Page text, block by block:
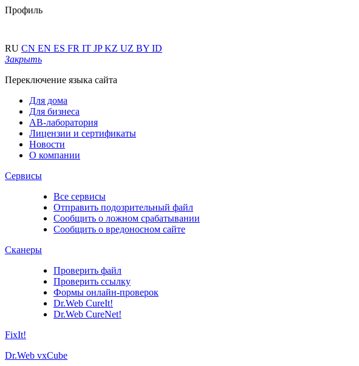
Профиль
RU CN EN ES FR IT JPKZ UZ BY ID
Закрыть
Переключение языка сайта
Для дома
Для бизнеса
АВ-лаборатория
Лицензии и сертификаты
Новости
О компании
Сервисы
Все сервисы
Отправить подозрительный файл
Сообщить о ложном срабатывании
Сообщить о вредоносном сайте
Сканеры
Проверить файл
Проверить ссылку
Формы онлайн-проверок
Dr.Web CureIt!
Dr.Web CureNet!
FixIt!
Dr.Web vxCube